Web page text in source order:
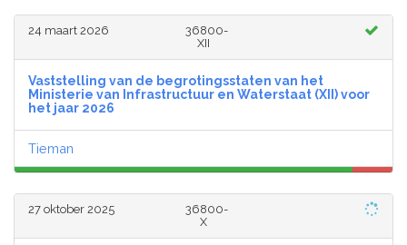
24 maart 2026
36800-
XII
Vaststelling van de begrotingsstaten van het
Ministerie van Infrastructuur en Waterstaat (XII) voor
het jaar 2026
Tieman
27 oktober 2025
36800-
X